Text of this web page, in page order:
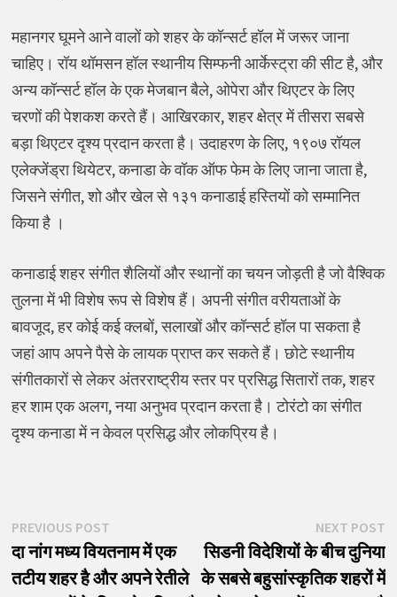
महानगर घूमने आने वालों को शहर के कॉन्सर्ट हॉल में जरूर जाना
चाहिए। रॉय थॉमसन हॉल स्थानीय सिम्फनी आर्केस्ट्रा की सीट है, और
अन्य कॉन्सर्ट हॉल के एक मेजबान बैले, ओपेरा और थिएटर के लिए
चरणों की पेशकश करते हैं। आखिरकार, शहर क्षेत्र में तीसरा सबसे
बड़ा थिएटर दृश्य प्रदान करता है। उदाहरण के लिए, १९०७ रॉयल
एलेक्जेंड्रा थियेटर, कनाडा के वॉक ऑफ फेम के लिए जाना जाता है,
जिसने संगीत, शो और खेल से १३१ कनाडाई हस्तियों को सम्मानित
किया है ।
कनाडाई शहर संगीत शैलियों और स्थानों का चयन जोड़ती है जो वैश्विक
तुलना में भी विशेष रूप से विशेष हैं। अपनी संगीत वरीयताओं के
बावजूद, हर कोई कई क्लबों, सलाखों और कॉन्सर्ट हॉल पा सकता है
जहां आप अपने पैसे के लायक प्राप्त कर सकते हैं। छोटे स्थानीय
संगीतकारों से लेकर अंतरराष्ट्रीय स्तर पर प्रसिद्ध सितारों तक, शहर
हर शाम एक अलग, नया अनुभव प्रदान करता है। टोरंटो का संगीत
दृश्य कनाडा में न केवल प्रसिद्ध और लोकप्रिय है।
पोस्ट
नेविगेशन
PREVIOUS POSTPrevious
post:
दा नांग मध्य वियतनाम में एक
तटीय शहर है और अपने रेतीले
NEXT POST
सिडनी विदेशियों के बीच दुनिया
के सबसे बहुसांस्कृतिक शहरों में